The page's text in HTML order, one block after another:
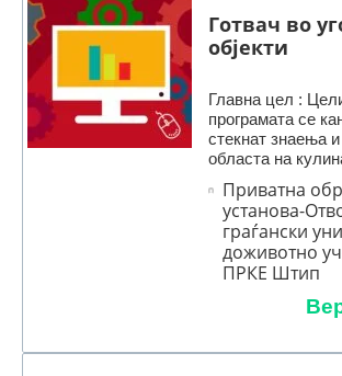
Готвач во
објекти
Главна цел :
програмата се
стекнат знаења
областа на
Приватна
установа-
граѓански
доживотно
ПРКЕ Штип